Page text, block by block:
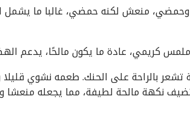
وحمضي، منعش لكنه حمضي، غالبا ما يشمل
ملمس كريمي، عادة ما يكون مالحًا، يدعم
تشعر بالراحة على الحنك. طعمه نشوي
تضيف نكهة مالحة لطيفة، مما يجعله منعشا